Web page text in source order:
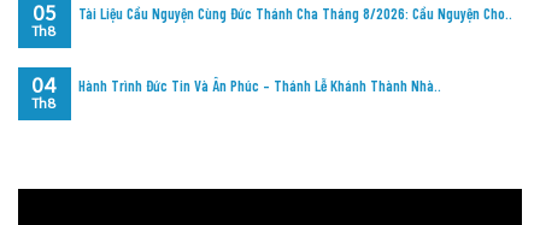
Tài Liệu Cầu Nguyện Cùng Đức Thánh Cha Tháng 8/2026: Cầu Nguyện Cho..
05
Th8
Hành Trình Đức Tin Và Ân Phúc – Thánh Lễ Khánh Thành Nhà..
04
Th8